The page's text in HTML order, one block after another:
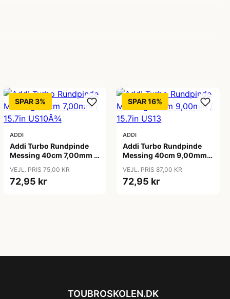
SPAR 3%
ADDI
Addi Turbo Rundpinde
Messing 40cm 7,00mm /
VEJL. PRIS 75,00 KR
72,95 kr
SPAR 16%
ADDI
Addi Turbo Rundpinde
Messing 40cm 9,00mm /
VEJL. PRIS 87,00 KR
72,95 kr
TOUBROSKOLEN.DK